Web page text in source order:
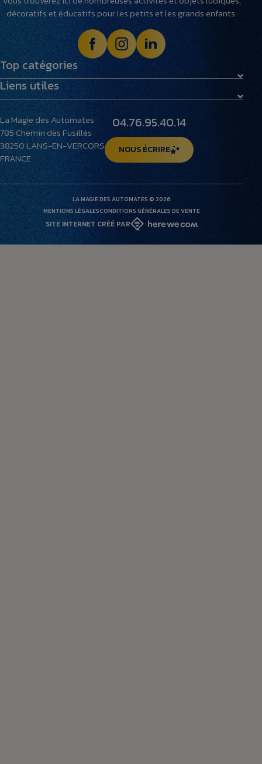
décoratifs et éducatifs pour les petits et les grands enfants.
Top catégories
Maquettes
Peluches
Villages miniatures
Liens utiles
Livraison et retours
Foire aux questions
Le musée
La Magie des Automates
785 Chemin des Fusillés
38250LANS-EN-VERCORS
FRANCE
04.76.95.40.14
NOUS ÉCRIRE
LA MAGIE DES AUTOMATES © 2026
MENTIONS LÉGALESCONDITIONS GÉNÉRALES DE VENTE
SITE INTERNET CRÉÉ PAR